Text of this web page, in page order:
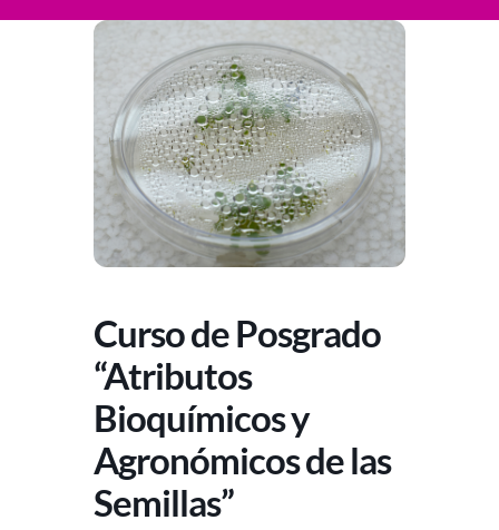
Curso de Posgrado
“Atributos
Bioquímicos y
Agronómicos de las
Semillas”